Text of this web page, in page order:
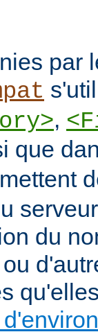
par
,
que
du